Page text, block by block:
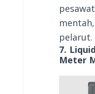
pelarut.
7.
Meter